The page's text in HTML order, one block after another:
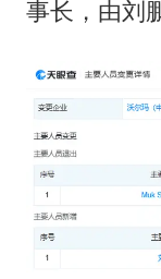
事长，由刘